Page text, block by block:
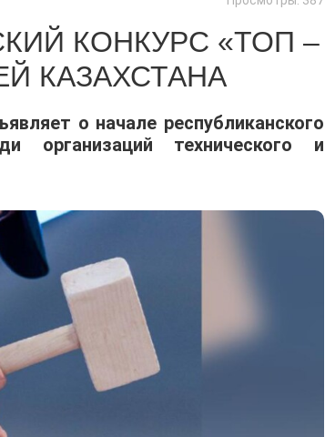
КОНКУРС «ТОП –
КАЗАХСТАНА
о начале республиканского
организаций технического и